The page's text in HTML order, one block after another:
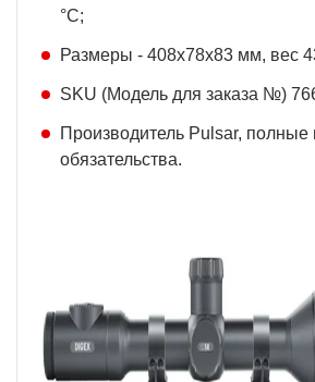
°C;
Размеры - 408x78x83 мм, вес
SKU (Модель для заказа №)
Производитель Pulsar, полные
обязательства.